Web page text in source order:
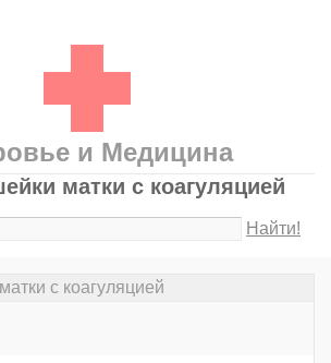
и Медицина
матки с коагуляцией
Найти!
с коагуляцией